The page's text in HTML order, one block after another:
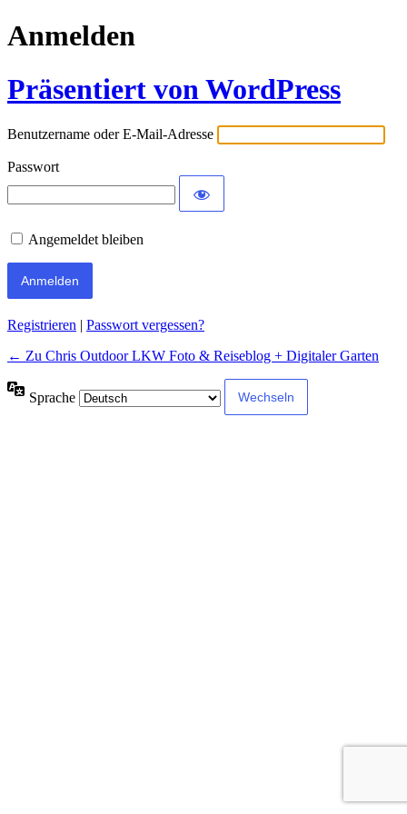
Anmelden
Präsentiert von WordPress
Benutzername oder E-Mail-Adresse
Passwort
Angemeldet bleiben
Alternative:
Registrieren | Passwort vergessen?
← Zu Chris Outdoor LKW Foto & Reiseblog + Digitaler Garten
Sprache